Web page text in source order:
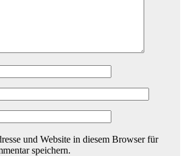
und Website in diesem Browser für
speichern.